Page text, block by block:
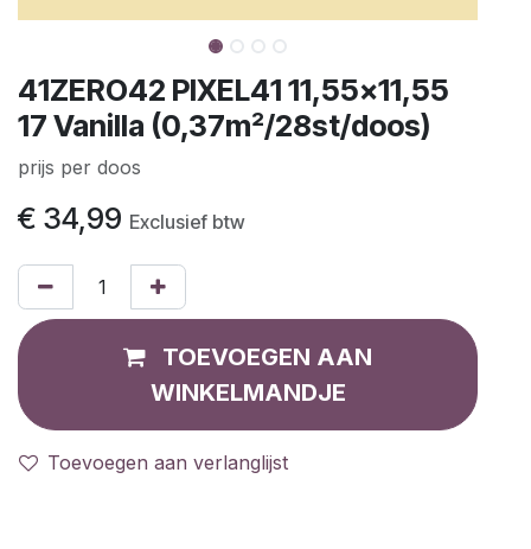
41ZERO42 PIXEL41 11,55x11,55
17 Vanilla (0,37m²/28st/doos)
prijs per doos
€ 34,99 Exclusief btw
TOEVOEGEN AAN
WINKELMANDJE
Toevoegen aan verlanglijst